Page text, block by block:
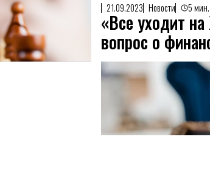
21.09.2023 Новости 5 мин.
«Все уходит
вопрос о